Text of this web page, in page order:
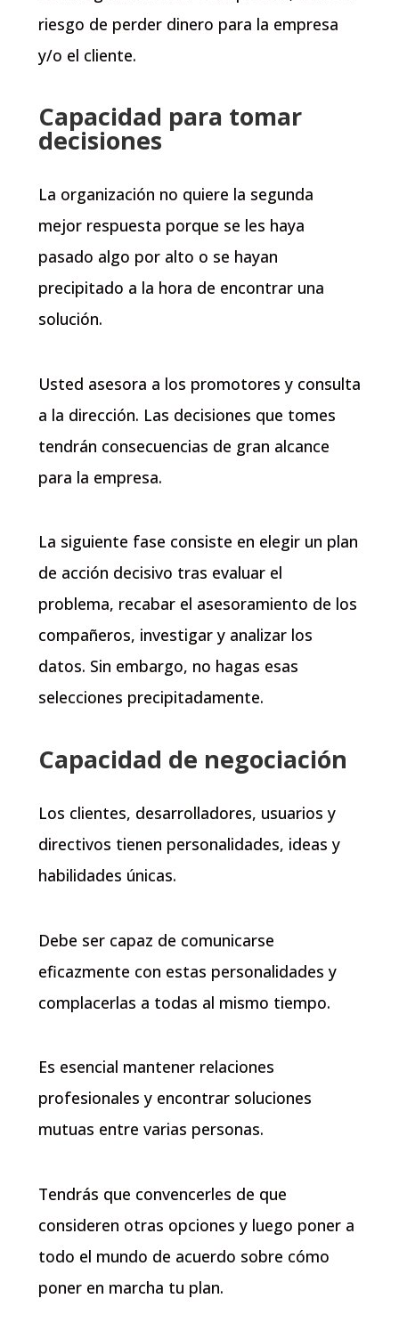
riesgo de perder dinero para la empresa
y/o el cliente.
Capacidad para tomar
decisiones
La organización no quiere la segunda
mejor respuesta porque se les haya
pasado algo por alto o se hayan
precipitado a la hora de encontrar una
solución.
Usted asesora a los promotores y consulta
a la dirección. Las decisiones que tomes
tendrán consecuencias de gran alcance
para la empresa.
La siguiente fase consiste en elegir un plan
de acción decisivo tras evaluar el
problema, recabar el asesoramiento de los
compañeros, investigar y analizar los
datos. Sin embargo, no hagas esas
selecciones precipitadamente.
Capacidad de negociación
Los clientes, desarrolladores, usuarios y
directivos tienen personalidades, ideas y
habilidades únicas.
Debe ser capaz de comunicarse
eficazmente con estas personalidades y
complacerlas a todas al mismo tiempo.
Es esencial mantener relaciones
profesionales y encontrar soluciones
mutuas entre varias personas.
Tendrás que convencerles de que
consideren otras opciones y luego poner a
todo el mundo de acuerdo sobre cómo
poner en marcha tu plan.